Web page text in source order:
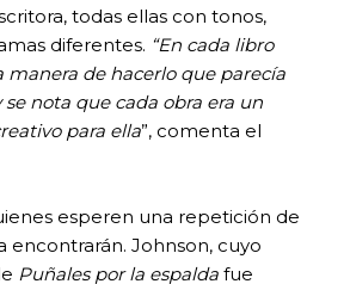
todas ellas con tonos,
diferentes. “En cada libro
manera de hacerlo que parecía
se nota que cada obra era un
para ella”, comenta el
esperen una repetición de
encontrarán. Johnson, cuyo
Puñales por la espalda fue